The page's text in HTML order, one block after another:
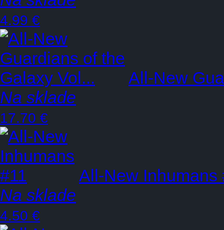
4.99 €
All-New
Na sklade
17.70 €
All-New Inhumans
Na sklade
4.50 €